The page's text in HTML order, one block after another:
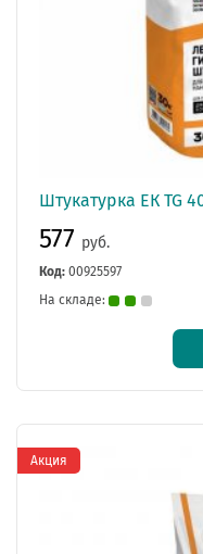
Штукатурка ЕК TG
577 руб.
Код: 00925597
На складе:
Акция